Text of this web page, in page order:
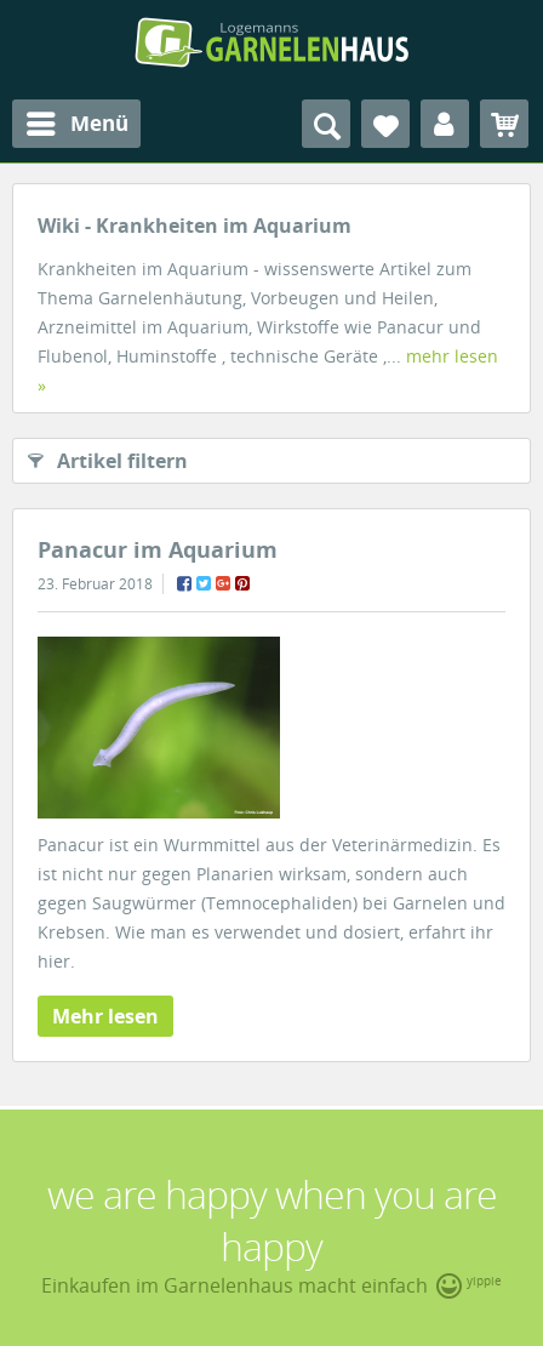
Menü
Wiki - Krankheiten im Aquarium
Krankheiten im Aquarium - wissenswerte Artikel zum
Thema Garnelenhäutung, Vorbeugen und Heilen,
Arzneimittel im Aquarium, Wirkstoffe wie Panacur und
Flubenol, Huminstoffe , technische Geräte ,... mehr lesen
»
Artikel filtern
Panacur im Aquarium
23. Februar 2018
Panacur ist ein Wurmmittel aus der Veterinärmedizin. Es
ist nicht nur gegen Planarien wirksam, sondern auch
gegen Saugwürmer (Temnocephaliden) bei Garnelen und
Krebsen. Wie man es verwendet und dosiert, erfahrt ihr
hier.
Mehr lesen
we are happy when you are
happy
Einkaufen im Garnelenhaus macht einfach yippie